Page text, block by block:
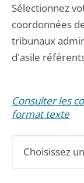
Sélectionnez
coordonnées
tribunaux
d'asile
Consulter les
format texte